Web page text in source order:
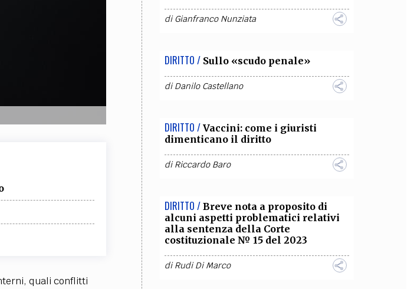
quali conflitti
diGianfranco Nunziata
DIRITTO / Sullo «scudo penale»
diDanilo Castellano
DIRITTO / Vaccini: come i giuristi
dimenticano il diritto
diRiccardo Baro
DIRITTO / Breve nota a proposito di
alcuni aspetti problematici relativi
alla sentenza della Corte
costituzionale № 15 del 2023
diRudi Di Marco